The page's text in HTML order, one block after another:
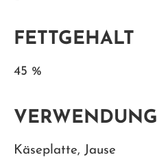
FETTGEHALT
45 %
VERWENDUNG
Käseplatte, Jause